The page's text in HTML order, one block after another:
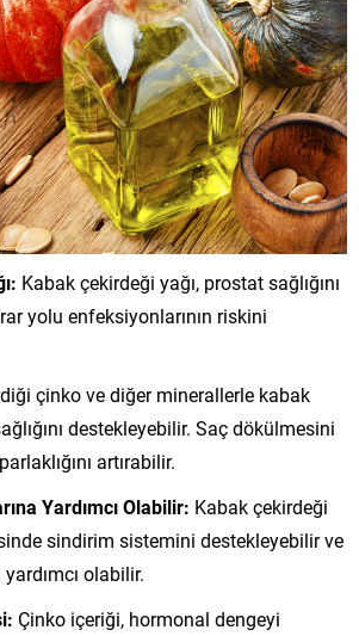
Kabak çekirdeği yağı, prostat sağlığını
yolu enfeksiyonlarının riskini
çinko ve diğer minerallerle kabak
destekleyebilir. Saç dökülmesini
artırabilir.
Yardımcı Olabilir: Kabak çekirdeği
sindirim sistemini destekleyebilir ve
yardımcı olabilir.
Çinko içeriği, hormonal dengeyi